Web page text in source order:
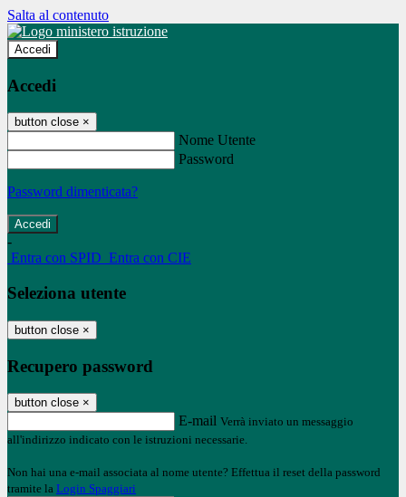
Salta al contenuto
Accedi
Accedi
button close ×
Nome Utente
Password
Password dimenticata?
-
Entra con SPID Entra con CIE
Seleziona utente
button close ×
Recupero password
button close ×
E-mail Verrà inviato un messaggio
all'indirizzo indicato con le istruzioni necessarie.
Non hai una e-mail associata al nome utente? Effettua il reset della password
tramite la Login Spaggiari